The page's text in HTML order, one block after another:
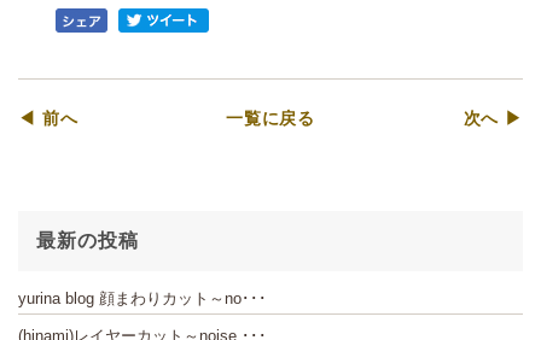
◀ 前へ 一覧に戻る 次へ ▶
最新の投稿
yurina blog 顔まわりカット～no･･･
(hinami)レイヤーカット～noise ･･･